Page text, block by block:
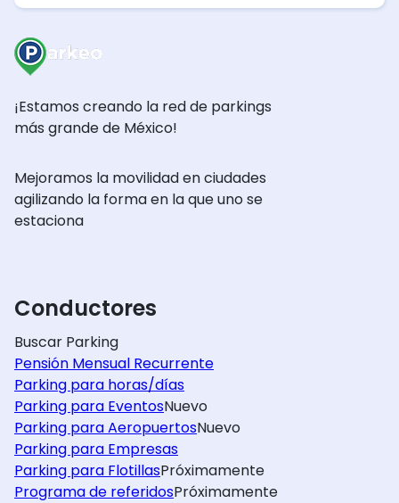
¡Estamos creando la red de parkings
más grande de México!
Mejoramos la movilidad en ciudades
agilizando la forma en la que uno se
estaciona
Conductores
Buscar Parking
Pensión Mensual Recurrente
Parking para horas/días
Parking para EventosNuevo
Parking para AeropuertosNuevo
Parking para Empresas
Parking para FlotillasPróximamente
Programa de referidosPróximamente